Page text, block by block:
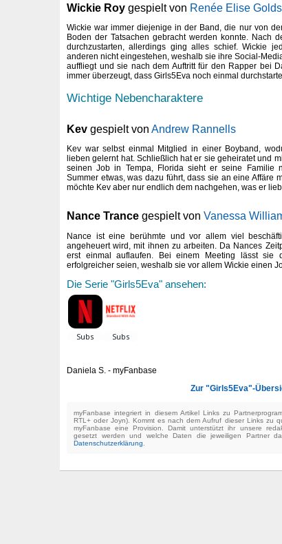
Wickie Roy gespielt von Renée Elise
Wickie war immer diejenige in der Band, die nur von
Boden der Tatsachen gebracht werden konnte. Nach
durchzustarten, allerdings ging alles schief. Wickie
anderen nicht eingestehen, weshalb sie ihre Social-
auffliegt und sie nach dem Auftritt für den Rapper bei
immer überzeugt, dass Girls5Eva noch einmal
Wichtige Nebencharaktere
Kev gespielt von Andrew Rannells
Kev war selbst einmal Mitglied in einer Boyband,
lieben gelernt hat. Schließlich hat er sie geheiratet und
seinen Job in Tempa, Florida sieht er seine Familie
Summer etwas, was dazu führt, dass sie an eine Affäre
möchte Kev aber nur endlich dem nachgehen, was er
Nance Trance gespielt von Vanessa
Nance ist eine berühmte und vor allem viel
angeheuert wird, mit ihnen zu arbeiten. Da Nances
erst einmal auflaufen. Bei einem Meeting lässt sie
erfolgreicher seien, weshalb sie vor allem Wickie einen
Die Serie "Girls5Eva" ansehen:
Daniela S. - myFanbase
Zur "Girls5Eva"-
myFanbase integriert in diesem Artikel Links zu
RTL+ oder Joyn). Kommt es nach dem Aufruf dieser Links zu
myFanbase eine Provision. Damit unterstützt ihr unsere
gesetzt werden und welche Daten die jeweiligen Partner
Datenschutzerklärung